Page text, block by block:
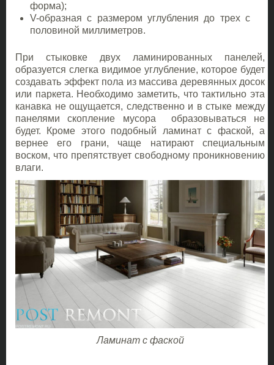
форма);
V-образная с размером углубления до трех с
половиной миллиметров.
При стыковке двух ламинированных панелей,
образуется слегка видимое углубление, которое будет
создавать эффект пола из массива деревянных досок
или паркета. Необходимо заметить, что тактильно эта
канавка не ощущается, следственно и в стыке между
панелями скопление мусора образовываться не
будет. Кроме этого подобный ламинат с фаской, а
вернее его грани, чаще натирают специальным
воском, что препятствует свободному проникновению
влаги.
Ламинат с фаской